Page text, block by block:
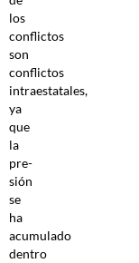
los
conflictos
son
conflictos
intraestatales,
ya
que
la
pre­
sión
se
ha
acumulado
dentro